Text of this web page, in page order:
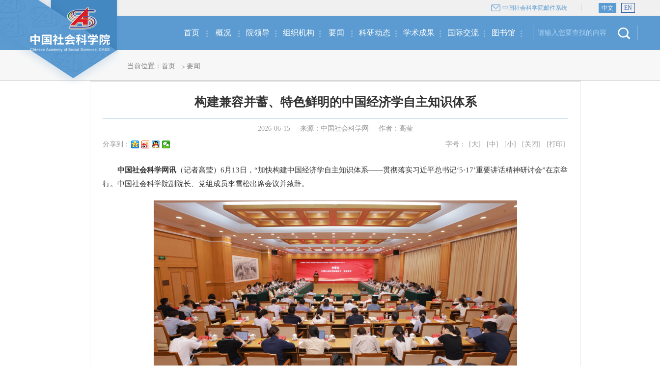
中国社会科学院邮件系统 中文 EN
首页 概况 院领导 组织机构 要闻 科研动态 学术成果 国际交流 图书馆
当前位置： 首页 要闻
构建兼容并蓄、特色鲜明的中国经济学自主知识体系
2026-06-15 来源：中国社会科学网 作者：高莹
分享到： 字号： [大] [中] [小] [关闭] [打印]
中国社会科学网讯 （记者高莹）6月13日，“加快构建中国经济学自主知识体系——贯彻落实习近平总书记‘5·17’重要讲话精神研讨会”在京举
行。中国社会科学院副院长、党组成员李雪松出席会议并致辞。